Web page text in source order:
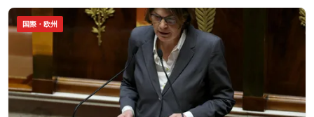
国際・欧州